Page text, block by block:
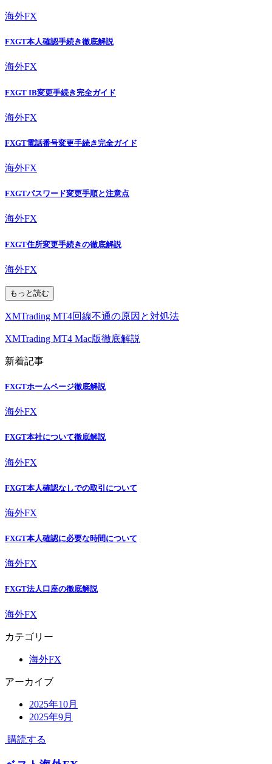
海外FX
FXGT本人確認手続き徹底解説
海外FX
FXGT IB変更手続き完全ガイド
海外FX
FXGT電話番号変更手続き完全ガイド
海外FX
FXGTパスワード変更手順と注意点
海外FX
FXGT住所変更手続きの徹底解説
海外FX
もっと読む
XMTrading MT4回線不通の原因と対処法
XMTrading MT4 Mac版徹底解説
新着記事
FXGTホームページ徹底解説
海外FX
FXGT本社について徹底解説
海外FX
FXGT本人確認なしでの取引について
海外FX
FXGT本人確認に必要な時間について
海外FX
FXGT法人口座の徹底解説
海外FX
カテゴリー
海外FX
アーカイブ
2025年10月
2025年9月
購読する